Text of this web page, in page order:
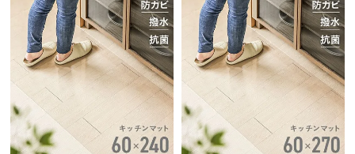
型
商
品
の
送
に
つ